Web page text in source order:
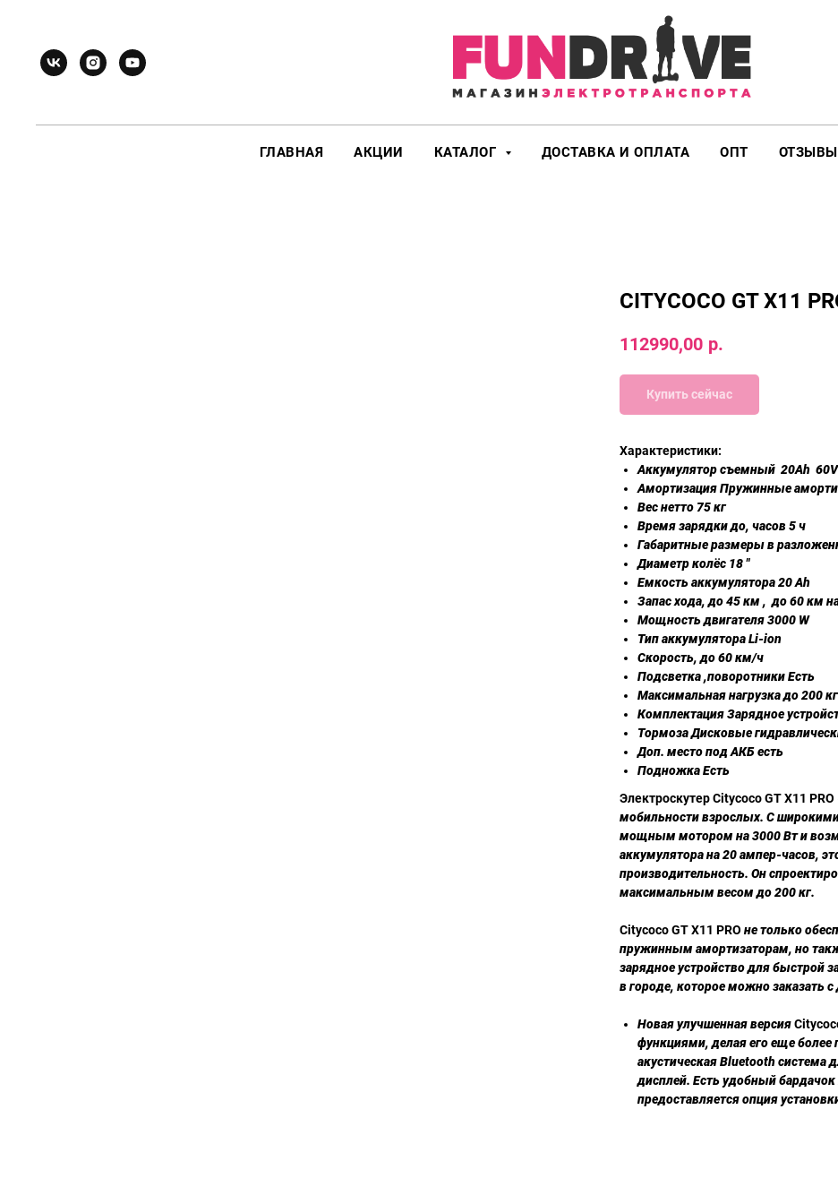
ГЛАВНАЯ АКЦИИ КАТАЛОГ ДОСТАВКА И ОПЛАТА ОПТ ОТЗЫВЫ
CITYCOCO GT X11
112990,00 р.
Купить сейчас
Характеристики:
Аккумулятор съемный 20Ah 60V
Амортизация Пружинные
Вес нетто 75 кг
Время зарядки до, часов 5 ч
Габаритные размеры в
Диаметр колёс 18 "
Емкость аккумулятора 20 Ah
Запас хода, до 45 км , до 60 км
Мощность двигателя 3000 W
Тип аккумулятора Li-ion
Скорость, до 60 км/ч
Подсветка ,поворотники Есть
Максимальная нагрузка до 200 кг
Комплектация Зарядное
Тормоза Дисковые
Доп. место под АКБ есть
Подножка Есть
Электроскутер Citycoco GT X11 PRO
мобильности взрослых. С
мощным мотором на 3000 Вт и
аккумулятора на 20 ампер-часов,
производительность. Он
максимальным весом до 200 кг.
Citycoco GT X11 PRO не только
пружинным амортизаторам, но
зарядное устройство для быстрой
в городе, которое можно заказать
Новая улучшенная версия
функциями, делая его еще
акустическая Bluetooth система
дисплей. Есть удобный
предоставляется опция